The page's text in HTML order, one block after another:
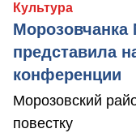
Культура
представила
конференции
Морозовский
повестку